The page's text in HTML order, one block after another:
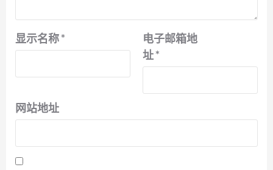
显示名称*
电子邮箱地
址*
网站地址